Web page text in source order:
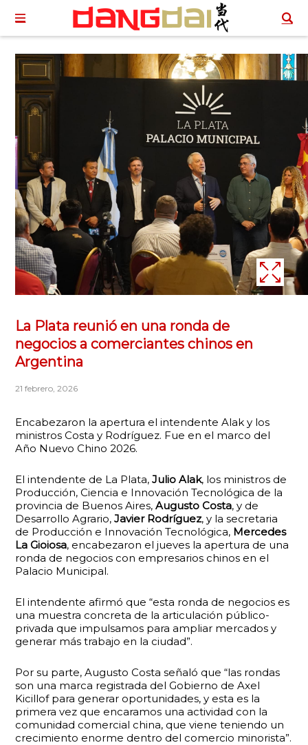
La Plata reunió en una ronda de
negocios a comerciantes chinos en
Argentina
21 febrero, 2026
Encabezaron la apertura el intendente Alak y los
ministros Costa y Rodríguez. Fue en el marco del
Año Nuevo Chino 2026.
El intendente de La Plata,Julio Alak, los ministros de
Producción, Ciencia e Innovación Tecnológica de la
provincia de Buenos Aires,Augusto Costa, y de
Desarrollo Agrario,Javier Rodríguez, y la secretaria
de Producción e Innovación Tecnológica, Mercedes
La Gioiosa, encabezaron el jueves la apertura de una
ronda de negocios con empresarios chinos en el
Palacio Municipal.
El intendente afirmó que “esta ronda de negocios es
una muestra concreta de la articulación público-
privada que impulsamos para ampliar mercados y
generar más trabajo en la ciudad”.
Por su parte, Augusto Costa señaló que “las rondas
son una marca registrada del Gobierno de Axel
Kicillof para generar oportunidades, y esta es la
primera vez que encaramos una actividad con la
comunidad comercial china, que viene teniendo un
crecimiento enorme dentro del comercio minorista”.